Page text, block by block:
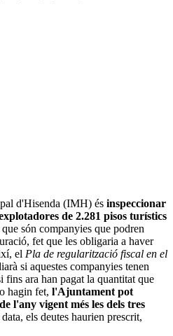
d'Hisenda (IMH) és inspeccionar
de 2.281 pisos turístics
que són companyies que podren
fet que les obligaria a haver
el Pla de regularització fiscal en el
si aquestes companyies tenen
ara han pagat la quantitat que
hagin fet, l'Ajuntament pot
l'any vigent més les dels tres
els deutes haurien prescrit,